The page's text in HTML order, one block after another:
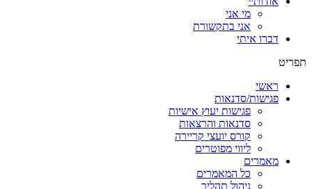
מי אני
אני בתקשורת
דברו איתי
תפריט
ראשי
פגישות/סדנאות
פגישות יעוץ אישיות
סדנאות והרצאות
קורס יועצי קריירה
ליווי מפוטרים
מאמרים
כל המאמרים
ניהול תהליך